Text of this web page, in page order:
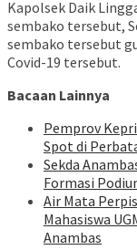
Kapolsek Daik
sembako tersebut,
sembako tersebut
Covid-19 tersebut.
Bacaan Lainnya
Pemprov
Spot di
Sekda
Formasi
Air Mata
Mahasiswa
Anambas